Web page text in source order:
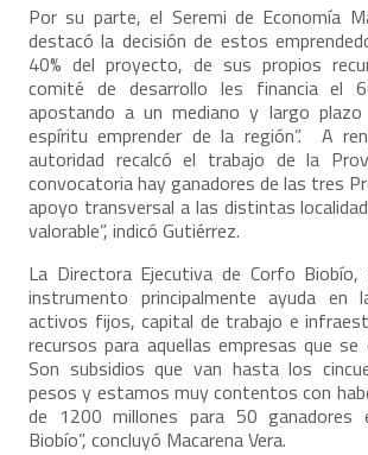
Por su parte, el Seremi de Economía
destacó la decisión de estos
40% del proyecto, de sus propios
comité de desarrollo les financia el
apostando a un mediano y largo
espíritu emprender de la región”. A
autoridad recalcó el trabajo de la
convocatoria hay ganadores de las tres
apoyo transversal a las distintas
valorable”, indicó Gutiérrez.
La Directora Ejecutiva de Corfo Biobío,
instrumento principalmente ayuda en
activos fijos, capital de trabajo e
recursos para aquellas empresas que se
Son subsidios que van hasta los
pesos y estamos muy contentos con
de 1200 millones para 50 ganadores
Biobío”, concluyó Macarena Vera.